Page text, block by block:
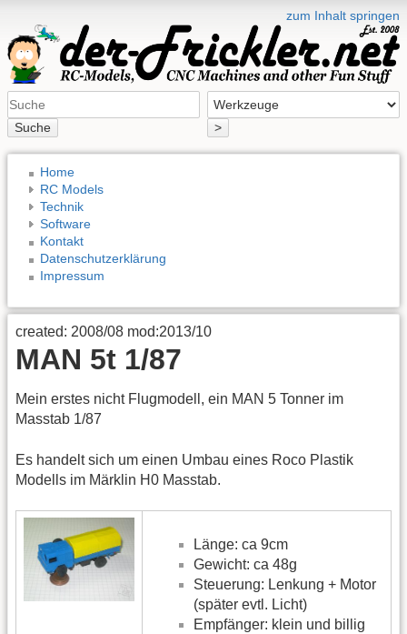
zum Inhalt springen
Suche >
Home
RC Models
Technik
Software
Kontakt
Datenschutzerklärung
Impressum
created: 2008/08 mod:2013/10
MAN 5t 1/87
Mein erstes nicht Flugmodell, ein MAN 5 Tonner im
Masstab 1/87
Es handelt sich um einen Umbau eines Roco Plastik
Modells im Märklin H0 Masstab.
Länge: ca 9cm
Gewicht: ca 48g
Steuerung: Lenkung + Motor
(später evtl. Licht)
Empfänger: klein und billig